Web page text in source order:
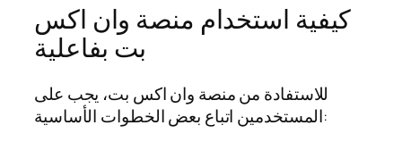
كيفية استخدام منصة وان اكس
بت بفاعلية
للاستفادة من منصة وان اكس بت، يجب على
المستخدمين اتباع بعض الخطوات الأساسية: